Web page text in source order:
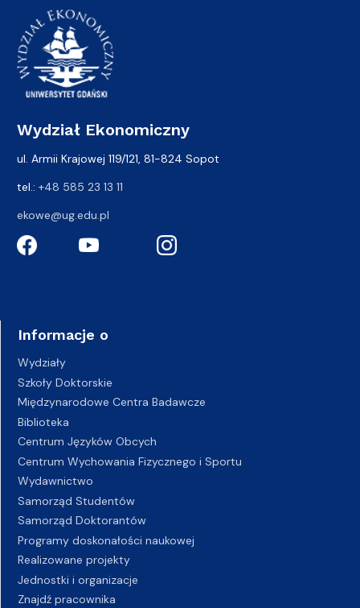
Wydział Ekonomiczny
ul. Armii Krajowej 119/121, 81-824 Sopot
tel.: +48 585 23 13 11
ekowe@ug.edu.pl
Informacje o
Wydziały
Szkoły Doktorskie
Międzynarodowe Centra Badawcze
Biblioteka
Centrum Języków Obcych
Centrum Wychowania Fizycznego i Sportu
Wydawnictwo
Samorząd Studentów
Samorząd Doktorantów
Programy doskonałości naukowej
Realizowane projekty
Jednostki i organizacje
Znajdź pracownika